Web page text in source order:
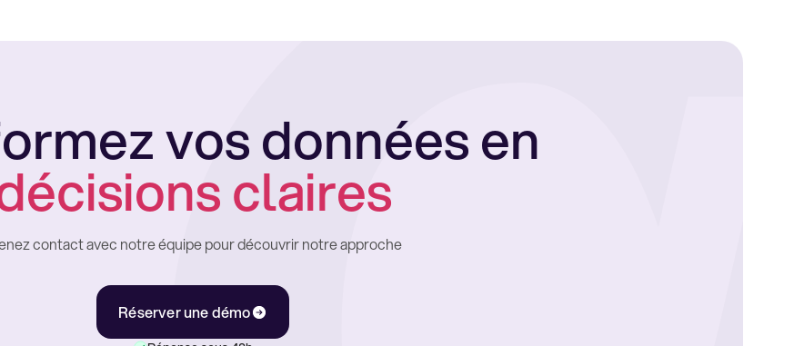
vos données en
claires
contact avec notre équipe pour découvrir notre approche
Réserver une démo